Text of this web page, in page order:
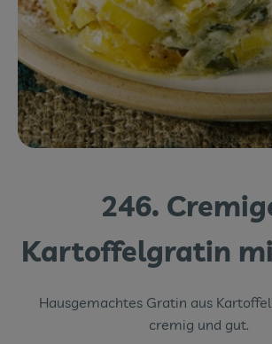
Themenwelten
Obst & Gemüse
Frischetheke
Vorratskammer
Über uns
246.
Kartoffelgratin
Hausgemachtes Gratin aus
cremig und gut.